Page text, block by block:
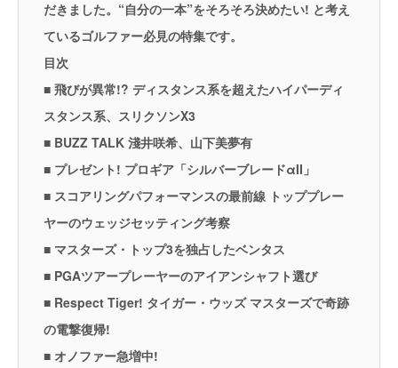
だきました。“自分の一本”をそろそろ決めたい! と考え
ているゴルファー必見の特集です。
目次
■ 飛びが異常!? ディスタンス系を超えたハイパーディ
スタンス系、スリクソンX3
■ BUZZ TALK 淺井咲希、山下美夢有
■ プレゼント! プロギア「シルバーブレードαII」
■ スコアリングパフォーマンスの最前線 トッププレー
ヤーのウェッジセッティング考察
■ マスターズ・トップ3を独占したベンタス
■ PGAツアープレーヤーのアイアンシャフト選び
■ Respect Tiger! タイガー・ウッズ マスターズで奇跡
の電撃復帰!
■ オノファー急増中!